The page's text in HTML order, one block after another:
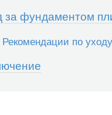
за фундаментом
Рекомендации по уходу